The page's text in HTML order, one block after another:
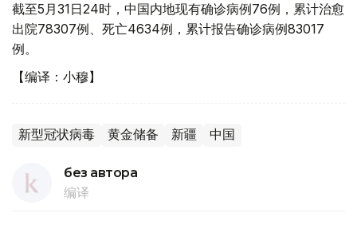
截至5月31日24时，中国内地现有确诊病例76例，累计治愈
出院78307例、死亡4634例，累计报告确诊病例83017
例。
【编译：小穆】
新型冠状病毒 黄金储备 新疆 中国
без автора
编译